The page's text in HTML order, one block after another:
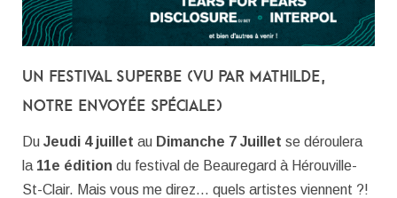
Un festival superbe (vu par Mathilde,
notre envoyée spéciale)
Du Jeudi 4 juillet au Dimanche 7 Juillet se déroulera
la 11e édition du festival de Beauregard à Hérouville-
St-Clair. Mais vous me direz… quels artistes viennent ?!